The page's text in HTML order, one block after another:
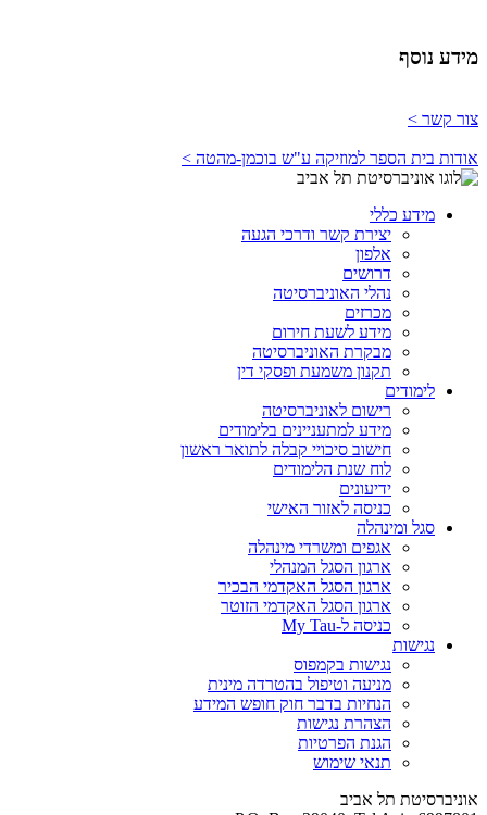
מידע נוסף
צור קשר >
אודות בית הספר למוזיקה ע"ש בוכמן-מהטה >
מידע כללי
יצירת קשר ודרכי הגעה
אלפון
דרושים
נהלי האוניברסיטה
מכרזים
מידע לשעת חירום
מבקרת האוניברסיטה
תקנון משמעת ופסקי דין
לימודים
רישום לאוניברסיטה
מידע למתעניינים בלימודים
חישוב סיכויי קבלה לתואר ראשון
לוח שנת הלימודים
ידיעונים
כניסה לאזור האישי
סגל ומינהלה
אגפים ומשרדי מינהלה
ארגון הסגל המנהלי
ארגון הסגל האקדמי הבכיר
ארגון הסגל האקדמי הזוטר
כניסה ל-My Tau
נגישות
נגישות בקמפוס
מניעה וטיפול בהטרדה מינית
הנחיות בדבר חוק חופש המידע
הצהרת נגישות
הגנת הפרטיות
תנאי שימוש
אוניברסיטת תל אביב